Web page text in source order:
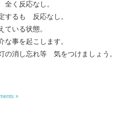
く反応なし。
するも 反応なし。
ている状態。
な事を起こします。
消し忘れ等 気をつけましょう。
»